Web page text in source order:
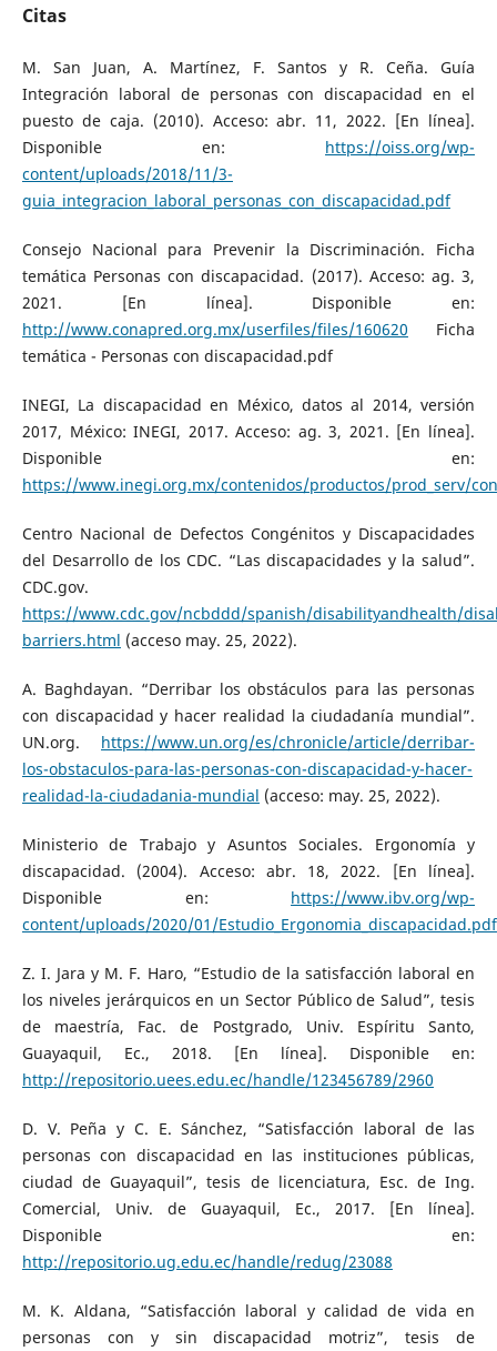
Citas
M. San Juan, A. Martínez, F. Santos y R. Ceña. Guía
Integración laboral de personas con discapacidad en el
puesto de caja. (2010). Acceso: abr. 11, 2022. [En línea].
Disponible en: https://oiss.org/wp-
content/uploads/2018/11/3-
guia_integracion_laboral_personas_con_discapacidad.pdf
Consejo Nacional para Prevenir la Discriminación. Ficha
temática Personas con discapacidad. (2017). Acceso: ag. 3,
2021. [En línea]. Disponible en:
http://www.conapred.org.mx/userfiles/files/160620 Ficha
temática - Personas con discapacidad.pdf
INEGI, La discapacidad en México, datos al 2014, versión
2017, México: INEGI, 2017. Acceso: ag. 3, 2021. [En línea].
Disponible en:
https://www.inegi.org.mx/contenidos/productos/prod_serv/
Centro Nacional de Defectos Congénitos y Discapacidades
del Desarrollo de los CDC. “Las discapacidades y la salud”.
CDC.gov.
https://www.cdc.gov/ncbddd/spanish/disabilityandhealth/
barriers.html (acceso may. 25, 2022).
A. Baghdayan. “Derribar los obstáculos para las personas
con discapacidad y hacer realidad la ciudadanía mundial”.
UN.org. https://www.un.org/es/chronicle/article/derribar-
los-obstaculos-para-las-personas-con-discapacidad-y-hacer-
realidad-la-ciudadania-mundial (acceso: may. 25, 2022).
Ministerio de Trabajo y Asuntos Sociales. Ergonomía y
discapacidad. (2004). Acceso: abr. 18, 2022. [En línea].
Disponible en: https://www.ibv.org/wp-
content/uploads/2020/01/Estudio_Ergonomia_discapacidad.pdf
Z. I. Jara y M. F. Haro, “Estudio de la satisfacción laboral en
los niveles jerárquicos en un Sector Público de Salud”, tesis
de maestría, Fac. de Postgrado, Univ. Espíritu Santo,
Guayaquil, Ec., 2018. [En línea]. Disponible en:
http://repositorio.uees.edu.ec/handle/123456789/2960
D. V. Peña y C. E. Sánchez, “Satisfacción laboral de las
personas con discapacidad en las instituciones públicas,
ciudad de Guayaquil”, tesis de licenciatura, Esc. de Ing.
Comercial, Univ. de Guayaquil, Ec., 2017. [En línea].
Disponible en:
http://repositorio.ug.edu.ec/handle/redug/23088
M. K. Aldana, “Satisfacción laboral y calidad de vida en
personas con y sin discapacidad motriz”, tesis de